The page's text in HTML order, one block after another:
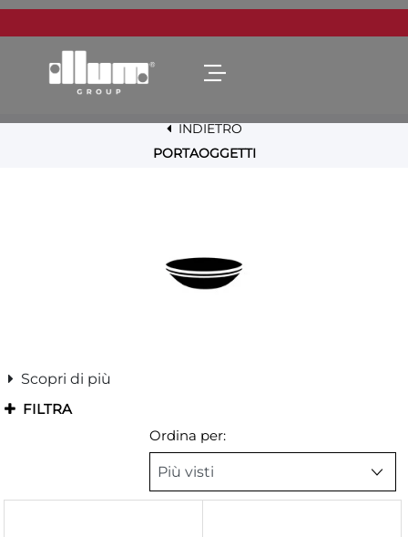
Open menu
INDIETRO
PORTAOGGETTI
Scopri di più
FILTRA
Ordina per: